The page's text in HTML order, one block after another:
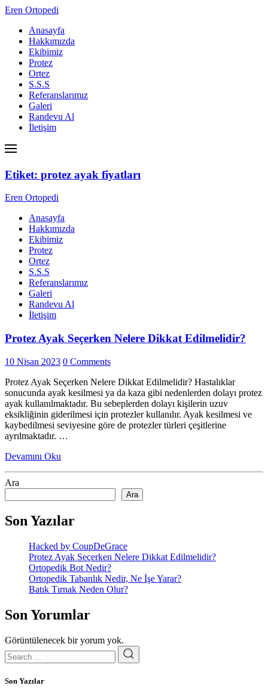
Eren Ortopedi
Anasayfa
Hakkımızda
Ekibimiz
Protez
Ortez
S.S.S
Referanslarımız
Galeri
Randevu Al
İletişim
Etiket: protez ayak fiyatları
Eren Ortopedi
Anasayfa
Hakkımızda
Ekibimiz
Protez
Ortez
S.S.S
Referanslarımız
Galeri
Randevu Al
İletişim
Protez Ayak Seçerken Nelere Dikkat Edilmelidir?
10 Nisan 2023 0 Comments
Protez Ayak Seçerken Nelere Dikkat Edilmelidir? Hastalıklar
sonucunda ayak kesilmesi ya da kaza gibi nedenlerden dolayı protez
ayak kullanılmaktadır. Bu sebeplerden dolayı kişilerin uzuv
eksikliğinin giderilmesi için protezler kullanılır. Ayak kesilmesi ve
kaybedilmesi seviyesine göre de protezler türleri çeşitlerine
ayrılmaktadır. …
Devamını Oku
Ara
Ara
Son Yazılar
Hacked by CoupDeGrace
Protez Ayak Seçerken Nelere Dikkat Edilmelidir?
Ortopedik Bot Nedir?
Ortopedik Tabanlık Nedir, Ne İşe Yarar?
Batık Tırnak Neden Olur?
Son Yorumlar
Görüntülenecek bir yorum yok.
Son Yazılar